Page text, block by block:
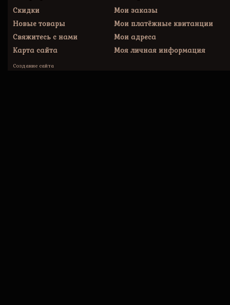
Скидки
Новые товары
Свяжитесь с нами
Карта сайта
Мои заказы
Мои платёжные квитанции
Мои адреса
Моя личная информация
Создание сайта